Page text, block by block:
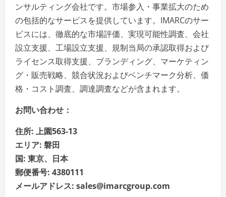
ンサルティング会社です。市場参入・事業拡大のため
の包括的なサービスを提供しています。IMARCのサー
ビスには、徹底的な市場評価、実現可能性調査、会社
設立支援、工場設立支援、規制当局の承認取得および
ライセンス取得支援、ブランディング、マーケティン
グ・販売戦略、競合状況およびベンチマーク分析、価
格・コスト調査、調達調査などが含まれます。
お問い合わせ：
住所: 上園563-13
エリア: 磐田
国: 東京、日本
郵便番号: 4380111
メールアドレス: sales@imarcgroup.com